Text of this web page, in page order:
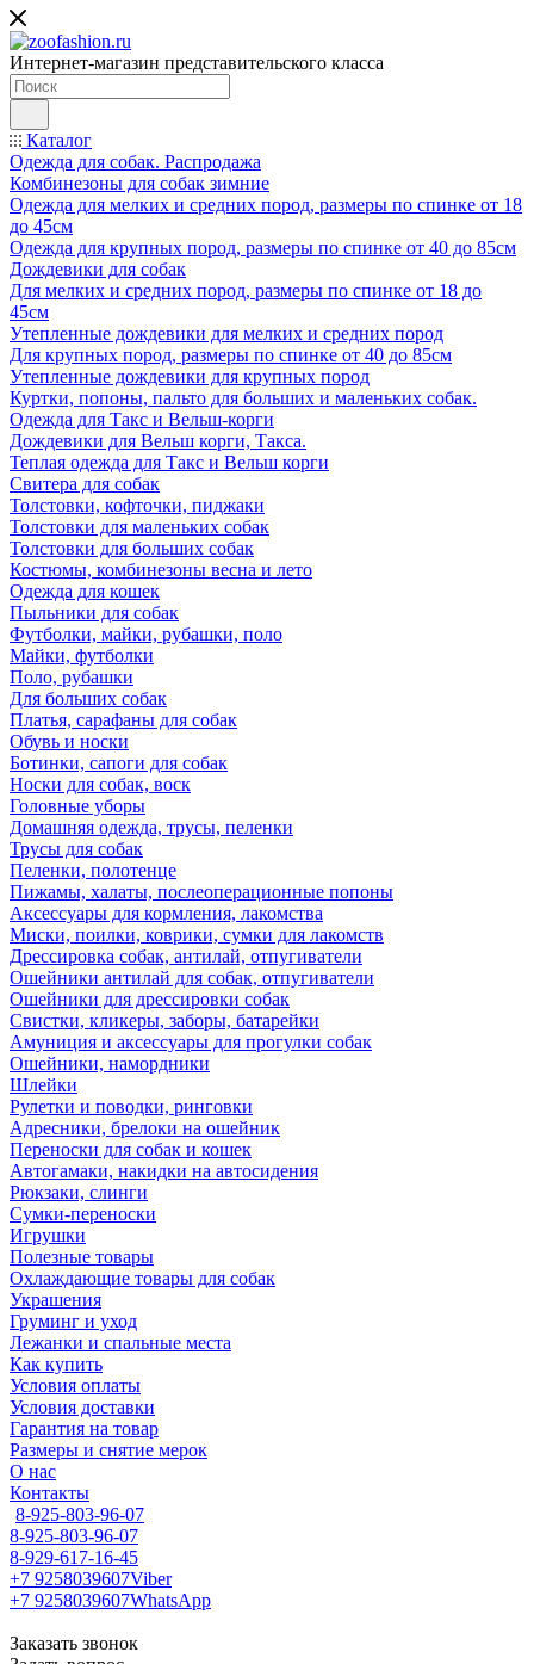
Интернет-магазин представительского класса
Каталог
Одежда для собак. Распродажа
Комбинезоны для собак зимние
Одежда для мелких и средних пород, размеры по спинке от 18
до 45см
Одежда для крупных пород, размеры по спинке от 40 до 85см
Дождевики для собак
Для мелких и средних пород, размеры по спинке от 18 до
45см
Утепленные дождевики для мелких и средних пород
Для крупных пород, размеры по спинке от 40 до 85см
Утепленные дождевики для крупных пород
Куртки, попоны, пальто для больших и маленьких собак.
Одежда для Такс и Вельш-корги
Дождевики для Вельш корги, Такса.
Теплая одежда для Такс и Вельш корги
Свитера для собак
Толстовки, кофточки, пиджаки
Толстовки для маленьких собак
Толстовки для больших собак
Костюмы, комбинезоны весна и лето
Одежда для кошек
Пыльники для собак
Футболки, майки, рубашки, поло
Майки, футболки
Поло, рубашки
Для больших собак
Платья, сарафаны для собак
Обувь и носки
Ботинки, сапоги для собак
Носки для собак, воск
Головные уборы
Домашняя одежда, трусы, пеленки
Трусы для собак
Пеленки, полотенце
Пижамы, халаты, послеоперационные попоны
Аксессуары для кормления, лакомства
Миски, поилки, коврики, сумки для лакомств
Дрессировка собак, антилай, отпугиватели
Ошейники антилай для собак, отпугиватели
Ошейники для дрессировки собак
Свистки, кликеры, заборы, батарейки
Амуниция и аксессуары для прогулки собак
Ошейники, намордники
Шлейки
Рулетки и поводки, ринговки
Адресники, брелоки на ошейник
Переноски для собак и кошек
Автогамаки, накидки на автосидения
Рюкзаки, слинги
Сумки-переноски
Игрушки
Полезные товары
Охлаждающие товары для собак
Украшения
Груминг и уход
Лежанки и спальные места
Как купить
Условия оплаты
Условия доставки
Гарантия на товар
Размеры и снятие мерок
О нас
Контакты
8-925-803-96-07
8-925-803-96-07
8-929-617-16-45
+7 9258039607Viber
+7 9258039607WhatsApp
Заказать звонок